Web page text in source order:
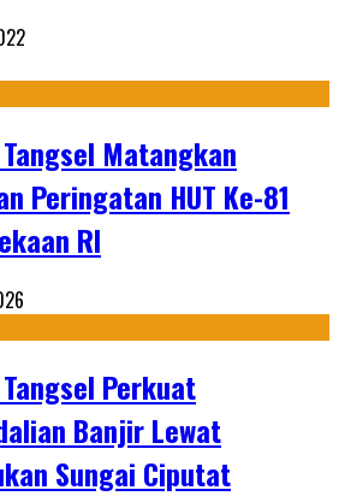
Matangkan
Peringatan HUT Ke-81
RI
Perkuat
Banjir Lewat
Sungai Ciputat